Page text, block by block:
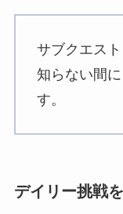
サブクエス
知らない間
す。
デイリー挑戦